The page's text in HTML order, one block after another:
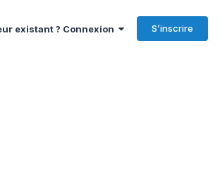
existant ? Connexion S’inscrire